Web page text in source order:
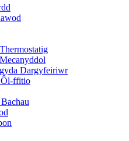
Dargyfeiriwr
Ôl-ffitio